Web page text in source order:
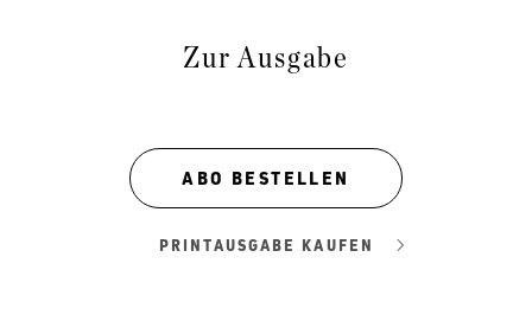
Zur Ausgabe
ABO BESTELLEN
PRINTAUSGABE KAUFEN